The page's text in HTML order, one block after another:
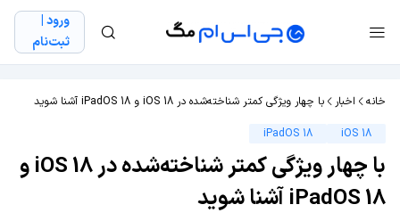
ورود |
ثبت‌نام
خانه اخبار
با چهار ویژگی کمتر شناخته‌شده در iOS 18 و iPadOS 18 آشنا شوید
iOS 18
iPadOS 18
با چهار ویژگی کمتر شناخته‌شده در iOS 18 و
iPadOS 18 آشنا شوید